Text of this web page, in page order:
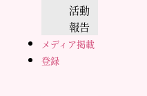
活動
報告
メディア掲載
登録